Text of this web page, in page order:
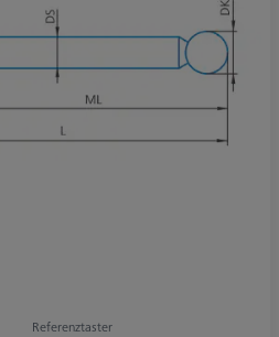
Referenztaster